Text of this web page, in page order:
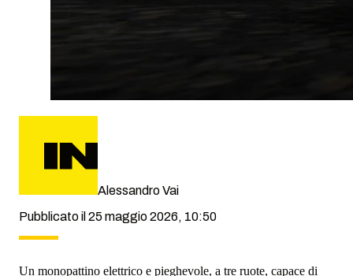
Alessandro Vai
Pubblicato il 25 maggio 2026, 10:50
Un monopattino elettrico e pieghevole, a tre ruote, capace di